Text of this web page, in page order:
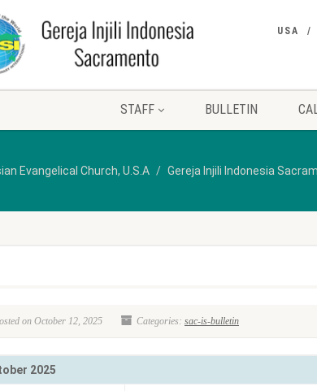
USA
STAFF BULLETIN
Evangelical Church, U.S.A Gereja Injili Indonesia
on October 12, 2025 Categories: sac-is-bulletin
2025